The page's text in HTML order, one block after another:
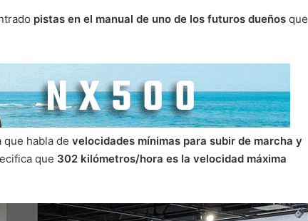
pistas en el manual de uno de los futuros dueños que
habla de velocidades mínimas para subir de marcha y
que 302 kilómetros/hora es la velocidad máxima